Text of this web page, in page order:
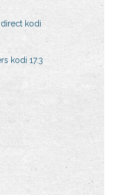
kodi
kodi 17.3